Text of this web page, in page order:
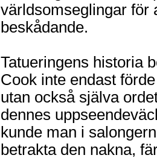
världsomseglingar för
beskådande.
Tatueringens historia
Cook inte endast
utan också själva
dennes
kunde man i
betrakta den nakna,